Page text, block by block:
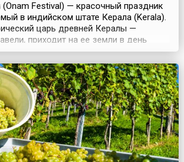
Festival) — красочный праздник
в индийском штате Керала (Kerala).
царь древней Кералы —
приходит на ее земли в день
поданные празднуют Золотую Эру,
в те времена.Его царство процветало, и
могущества. Боги испугались
и стали проси...